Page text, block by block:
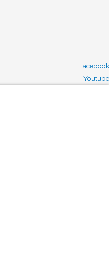
Facebook
Youtube